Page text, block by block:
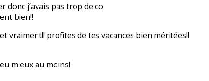
donc j’avais pas trop de co
bien!!
vraiment!! profites de tes vacances bien méritées!!
mieux au moins!